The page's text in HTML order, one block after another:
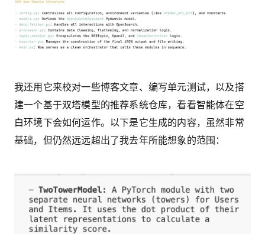
我还用它来校对一些博客文章、编写单元测试，以及搭
建一个基于双塔模型的推荐系统仓库，看看智能体在空
白环境下会如何运作。以下是它生成的内容，虽然非常
基础，但仍然远远超出了我去年所能想象的范围：